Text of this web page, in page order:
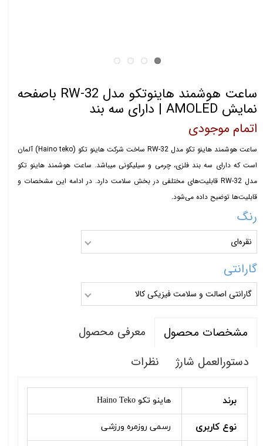
ساعت هوشمند هاینوتکو مدل RW-32 باصفحه
نمایش AMOLED | دارای سه بند
اتمام موجودی
ساعت هوشمند هاینو تکو مدل RW-32 ساخت شرکت هاینو تکو (Haino teko) آلمان
است که دارای سه بند فلزی، چرمی و سیلیکونی میباشد. ساعت هوشمند هاینو تکو
مدل RW-32 قابلیت‌های مختلفی در بخش سلامت دارد. در ادامه این مشخصات و
قابلیت‌ها توضیح داده می‌شود.
رنگ
نقره‌ای
گارانتی
گارانتی اصالت و سلامت فیزیکی کالا
مشخصات محصول
معرفی محصول
دستورالعمل شارژ
نظرات
برند هاینو تکو Haino Teko
نوع کاربری رسمی روزمره ورزشی